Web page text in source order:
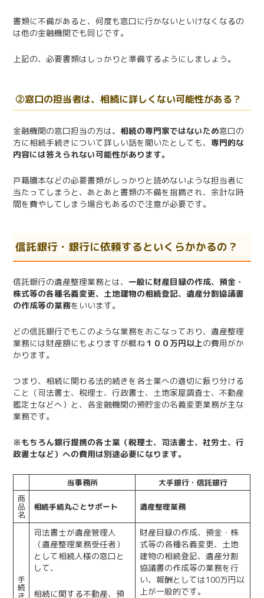
書類に不備があると、何度も窓口に行かないといけなくなるの
は他の金融機関でも同じです。
上記の、必要書類はしっかりと準備するようにしましょう。
②窓口の担当者は、相続に詳しくない可能性がある？
金融機関の窓口担当の方は、相続の専門家ではないため窓口の
方に相続手続きについて詳しい話を聞いたとしても、専門的な
内容には答えられない可能性があります。
戸籍謄本などの必要書類がしっかりと読めないような担当者に
当たってしまうと、あとあと書類の不備を指摘され、余計な時
間を費やしてしまう場合もあるので注意が必要です。
信託銀行・銀行に依頼するといくらかかるの？
信託銀行の遺産整理業務とは、一般に財産目録の作成、預金・
株式等の各種名義変更、土地建物の相続登記、遺産分割協議書
の作成等の業務をいいます。
どの信託銀行でもこのような業務をおこなっており、遺産整理
業務には財産額にもよりますが概ね １００万円以上の費用がか
かります。
つまり、相続に関わる法的続きを各士業への適切に振り分ける
こと（司法書士、税理士、行政書士、土地家屋調査士、不動産
鑑定士などへ）と、各金融機関の預貯金の名義変更業務が主な
業務です。
※もちろん銀行提携の各士業（税理士、司法書士、社労士、行
政書士など）への費用は別途必要になります。
当事務所
大手銀行・信託銀行
商
品
名
相続手続丸ごとサポート 遺産整理業務
手
続
司法書士が遺産管理人
（遺産整理業務受任者）
として相続人様の窓口と
して、
相続に関する不動産、預
財産目録の作成、預金・株
式等の各種名義変更、土地
建物の相続登記、遺産分割
協議書の作成等の業務を行
い、報酬としては100万円以
上が一般的です。